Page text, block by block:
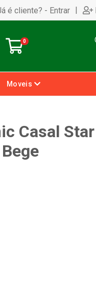
é cliente? - Entrar |
0
Moveis
Casal Star